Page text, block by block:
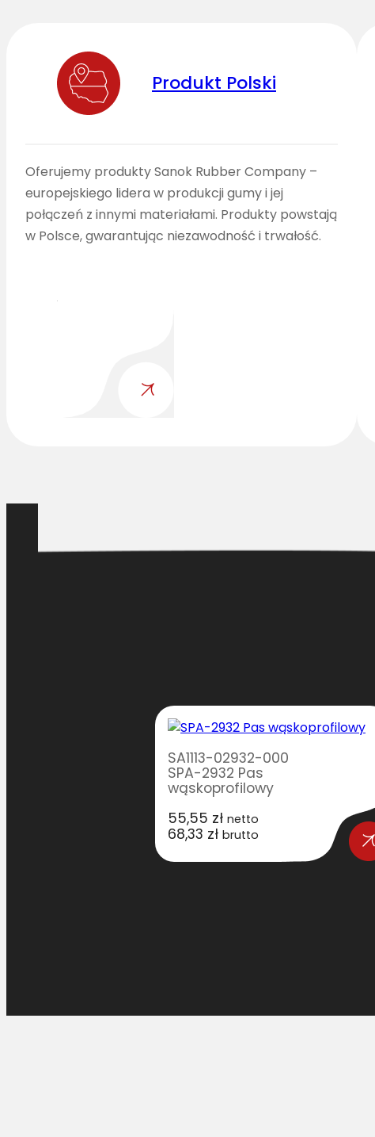
Produkt Polski
Oferujemy produkty Sanok Rubber Company –
europejskiego lidera w produkcji gumy i jej
połączeń z innymi materiałami. Produkty powstają
w Polsce, gwarantując niezawodność i trwałość.
SA1113-02932-000
SPA-2932 Pas
wąskoprofilowy
55,55 zł netto
68,33 zł brutto